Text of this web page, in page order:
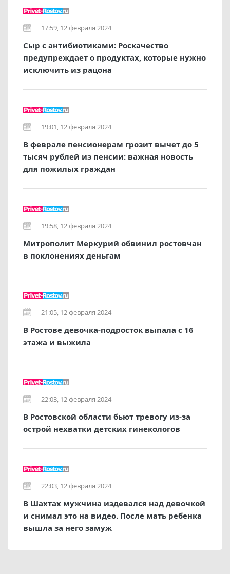
17:59, 12 февраля 2024
Сыр с антибиотиками: Роскачество
предупреждает о продуктах, которые нужно
исключить из рацона
19:01, 12 февраля 2024
В феврале пенсионерам грозит вычет до 5
тысяч рублей из пенсии: важная новость
для пожилых граждан
19:58, 12 февраля 2024
Митрополит Меркурий обвинил ростовчан
в поклонениях деньгам
21:05, 12 февраля 2024
В Ростове девочка-подросток выпала с 16
этажа и выжила
22:03, 12 февраля 2024
В Ростовской области бьют тревогу из-за
острой нехватки детских гинекологов
22:03, 12 февраля 2024
В Шахтах мужчина издевался над девочкой
и снимал это на видео. После мать ребенка
вышла за него замуж